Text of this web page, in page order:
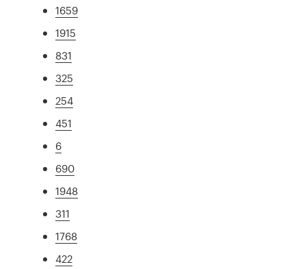
1659
1915
831
325
254
451
6
690
1948
311
1768
422